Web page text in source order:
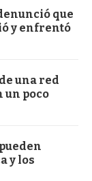
que
y enfrentó
una red
un poco
y los